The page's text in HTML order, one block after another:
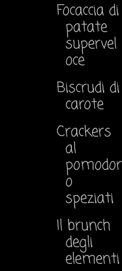
Focaccia di
patate
supervel
oce
Biscrudi di
carote
Crackers
al
pomodor
o
speziati
Il brunch
degli
elementi